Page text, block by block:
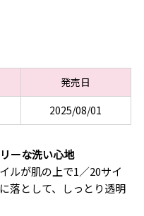
発売日
2025/08/01
ーな洗い心地
ルが肌の上で1／20サイ
落として、しっとり透明